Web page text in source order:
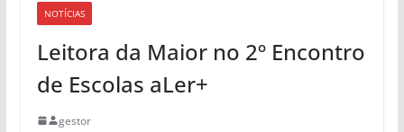
NOTÍCIAS
Leitora da Maior no 2º Encontro
de Escolas aLer+
gestor